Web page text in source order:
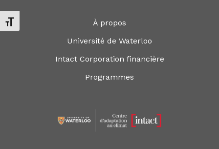
Changer la taille de la policeÀ propos
Université de Waterloo
Intact Corporation financière
Programmes